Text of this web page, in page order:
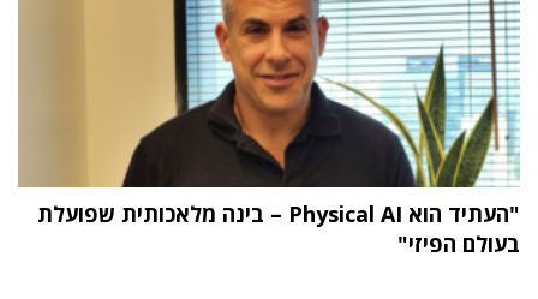
"העתיד הוא Physical AI – בינה מלאכותית שפועלת
בעולם הפיזי"